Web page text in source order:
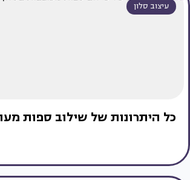
עיצוב סלון
כל היתרונות של שילוב ספות